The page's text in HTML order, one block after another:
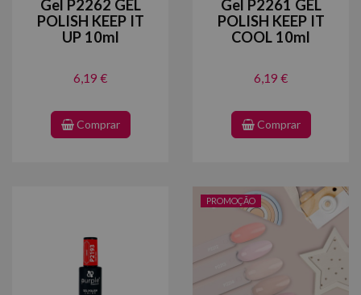
Gel P2262 GEL
POLISH KEEP IT
UP 10ml
6,19 €
Comprar
Gel P2261 GEL
POLISH KEEP IT
COOL 10ml
6,19 €
Comprar
PROMOÇÃO